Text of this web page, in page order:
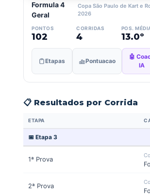
Formula 4
Geral
Copa São Paulo de Kart e
2026
PONTOS
102
CORRIDAS
4
POS.
13.0º
Etapas Pontuacao
🤖
IA
📋 Resultados por Corrida
ETAPA
📅 Etapa 3
1ª Prova
2ª Prova